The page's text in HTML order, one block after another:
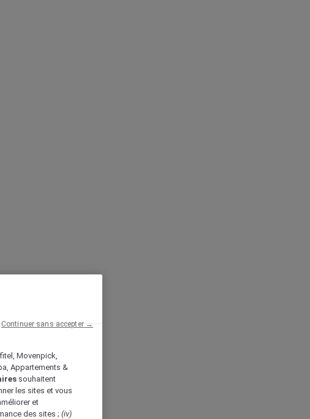
Movenpick,
Appartements &
souhaitent
les sites et vous
et
des sites ; (iv)
Continuer sans accepter →